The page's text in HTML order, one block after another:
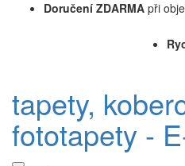
Doručení ZDARMA při
tapety,
fototapety -